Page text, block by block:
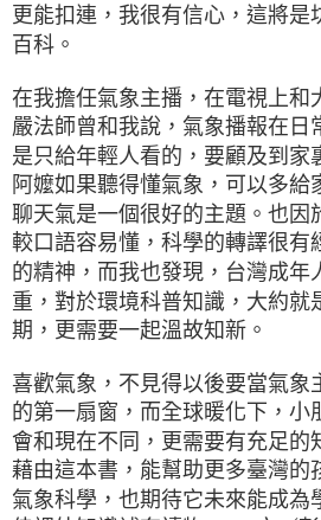
更能扣連，我很有信心，這將是
百科。
在我擔任氣象主播，在電視上和
嚴法師曾和我說，氣象播報在日
是只給年輕人看的，要顧及到家
阿嬤如果聽得懂氣象，可以多給
聊天氣是一個很好的主題。也因
較口語容易懂，科學的轉譯很有
的精神，而我也發現，台灣成年
重，對於環境科普知識，大約就
期，更需要一起溫故知新。
喜歡氣象，不見得以後要當氣象
的第一扇窗，而全球暖化下，小
會和現在不同，更需要有充足的
藉由這本書，能幫助更多臺灣的
氣象科學，也期待它未來能成為